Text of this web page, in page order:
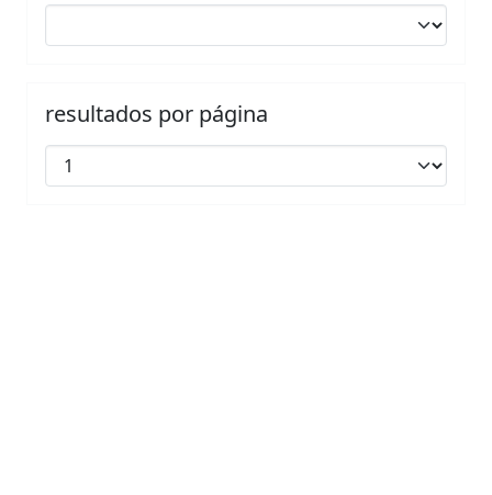
resultados por página